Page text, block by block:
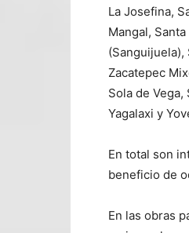
La Josefina,
Mangal,
(Sanguijuela),
Zacatepec
Sola de Vega,
Yagalaxi y
En total son
beneficio de
En las obras